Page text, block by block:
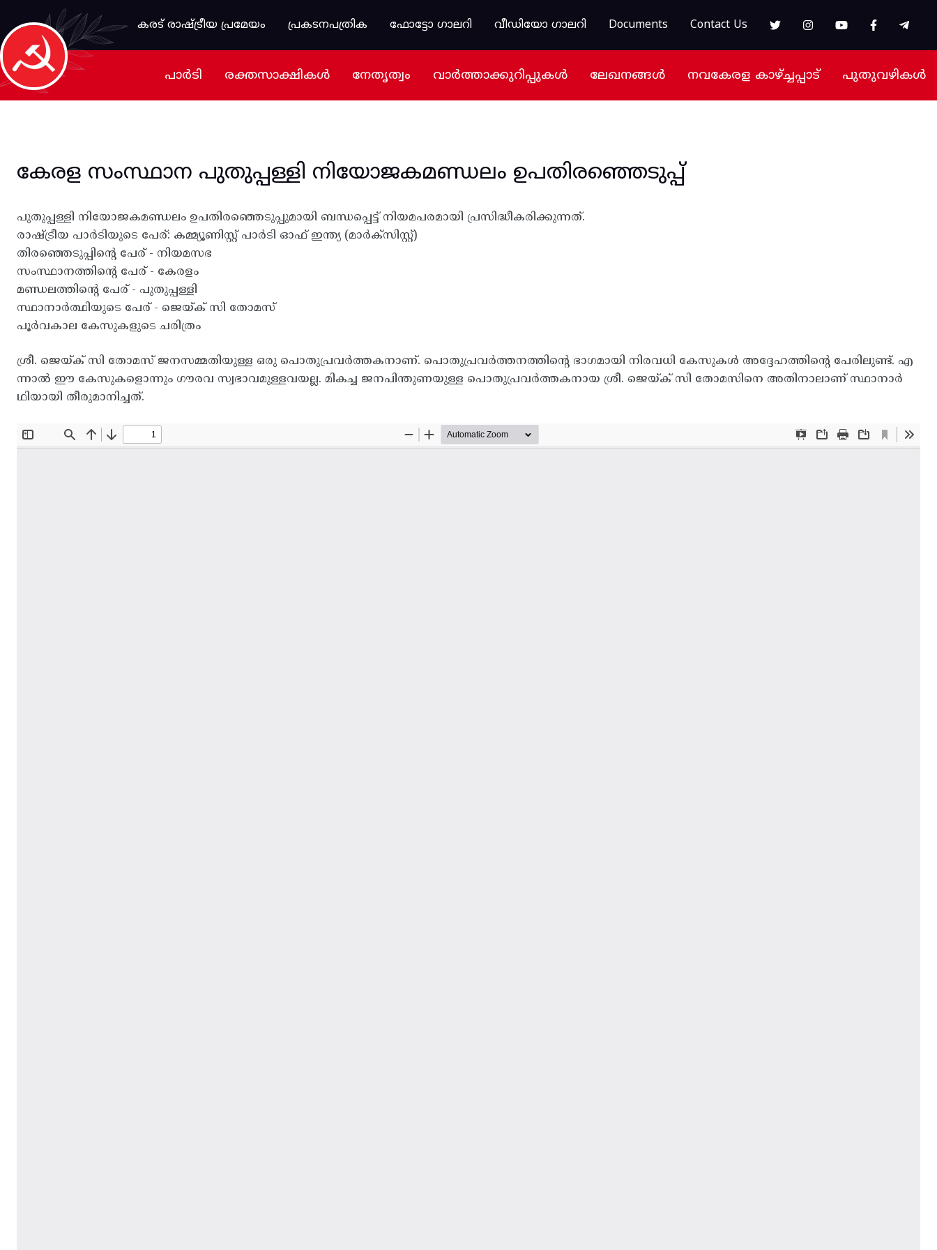
Skip to main content
കരട് രാഷ്ട്രീയ പ്രമേയം
പ്രകടനപത്രിക ഫോട്ടോ ഗാലറി വീഡിയോ ഗാലറി Documents Contact Us
പാർടി രക്തസാക്ഷികൾ നേതൃത്വം വാർത്താക്കുറിപ്പുകൾ ലേഖനങ്ങൾ നവകേരള കാഴ്ച്ചപ്പാട് പുതുവഴികൾ
കേരള സംസ്ഥാന പുതുപ്പള്ളി നിയോജകമണ്ഡലം ഉപതിരഞ്ഞെടുപ്പ്
പുതുപ്പള്ളി നിയോജകമണ്ഡലം ഉപതിരഞ്ഞെടുപ്പുമായി ബന്ധപ്പെട്ട് നിയമപരമായി പ്രസിദ്ധീകരിക്കുന്നത്.
രാഷ്ട്രീയ പാർടിയുടെ പേര്: കമ്മ്യൂണിസ്റ്റ് പാർടി ഓഫ് ഇന്ത്യ (മാർക്സിസ്റ്റ്)
തിരഞ്ഞെടുപ്പിന്റെ പേര് - നിയമസഭ
സംസ്ഥാനത്തിന്റെ പേര് - കേരളം
മണ്ഡലത്തിന്റെ പേര് - പുതുപ്പള്ളി
സ്ഥാനാർത്ഥിയുടെ പേര് - ജെയ്ക് സി തോമസ്
പൂർവകാല കേസുകളുടെ ചരിത്രം
ശ്രീ. ജെയ്ക് സി തോമസ് ജനസമ്മതിയുള്ള ഒരു പൊതുപ്രവർത്തകനാണ്. പൊതുപ്രവർത്തനത്തിന്റെ ഭാഗമായി നിരവധി കേസുകൾ അദ്ദേഹത്തിന്റെ പേരിലുണ്ട്. എ
ന്നാൽ ഈ കേസുകളൊന്നും ഗൗരവ സ്വഭാവമുള്ളവയല്ല. മികച്ച ജനപിന്തുണയുള്ള പൊതുപ്രവർത്തകനായ ശ്രീ. ജെയ്ക് സി തോമസിനെ അതിനാലാണ് സ്ഥാനാർ
ഥിയായി തീരുമാനിച്ചത്.